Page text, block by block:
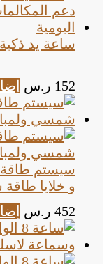
ساعة يد
152 ر.س
و خلايا
452 ر.س